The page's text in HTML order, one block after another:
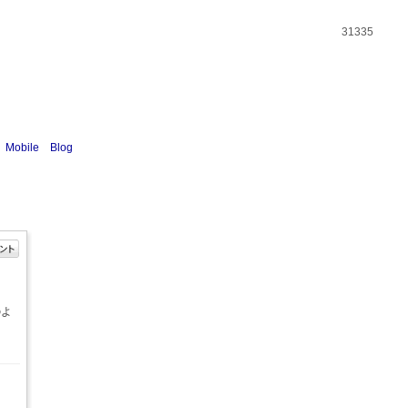
31335
Mobile Blog